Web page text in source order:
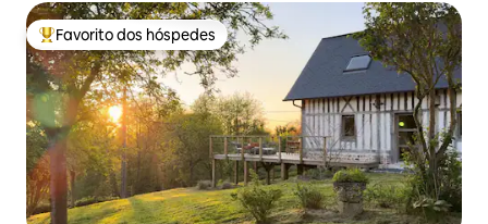
Favoritos dos hóspedes mais apreciados
Favorito dos hóspedes